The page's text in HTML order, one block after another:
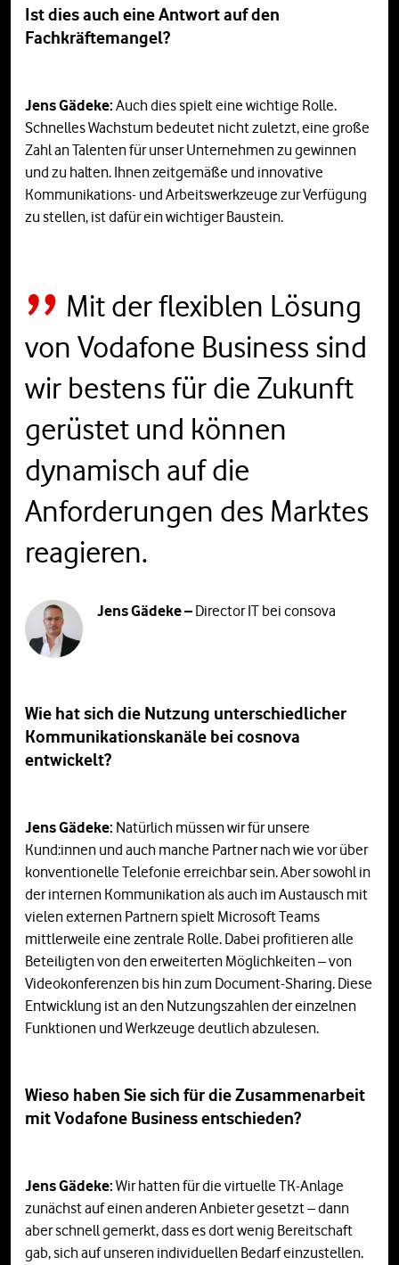
Ist dies auch eine Antwort auf den
Fachkräftemangel?
Jens Gädeke: Auch dies spielt eine wichtige Rolle.
Schnelles Wachstum bedeutet nicht zuletzt, eine große
Zahl an Talenten für unser Unternehmen zu gewinnen
und zu halten. Ihnen zeitgemäße und innovative
Kommunikations- und Arbeitswerkzeuge zur Verfügung
zu stellen, ist dafür ein wichtiger Baustein.
Mit der flexiblen Lösung
von Vodafone Business sind
wir bestens für die Zukunft
gerüstet und können
dynamisch auf die
Anforderungen des Marktes
reagieren.
Jens Gädeke – Director IT bei consova
Wie hat sich die Nutzung unterschiedlicher
Kommunikationskanäle bei cosnova
entwickelt?
Jens Gädeke: Natürlich müssen wir für unsere
Kund:innen und auch manche Partner nach wie vor über
konventionelle Telefonie erreichbar sein. Aber sowohl in
der internen Kommunikation als auch im Austausch mit
vielen externen Partnern spielt Microsoft Teams
mittlerweile eine zentrale Rolle. Dabei profitieren alle
Beteiligten von den erweiterten Möglichkeiten – von
Videokonferenzen bis hin zum Document-Sharing. Diese
Entwicklung ist an den Nutzungszahlen der einzelnen
Funktionen und Werkzeuge deutlich abzulesen.
Wieso haben Sie sich für die Zusammenarbeit
mit Vodafone Business entschieden?
Jens Gädeke: Wir hatten für die virtuelle TK-Anlage
zunächst auf einen anderen Anbieter gesetzt – dann
aber schnell gemerkt, dass es dort wenig Bereitschaft
gab, sich auf unseren individuellen Bedarf einzustellen.